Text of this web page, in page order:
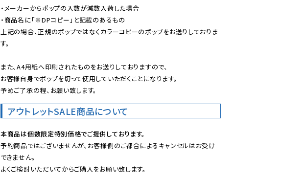
・メーカーからポップの入数が減数入荷した場合
・商品名に「※DPコピー」と記載のあるもの
上記の場合、正規のポップではなくカラーコピーのポップをお送りしておりま
す。
また、A4用紙へ印刷されたものをお送りしておりますので、
お客様自身でポップを切って使用していただくことになります。
予めご了承の程、お願い致します。
アウトレットSALE商品について
本商品は個数限定特別価格でご提供しております。
予約商品ではございませんが、お客様側のご都合によるキャンセルはお受け
できません。
よくご検討いただいてからご購入をお願い致します。